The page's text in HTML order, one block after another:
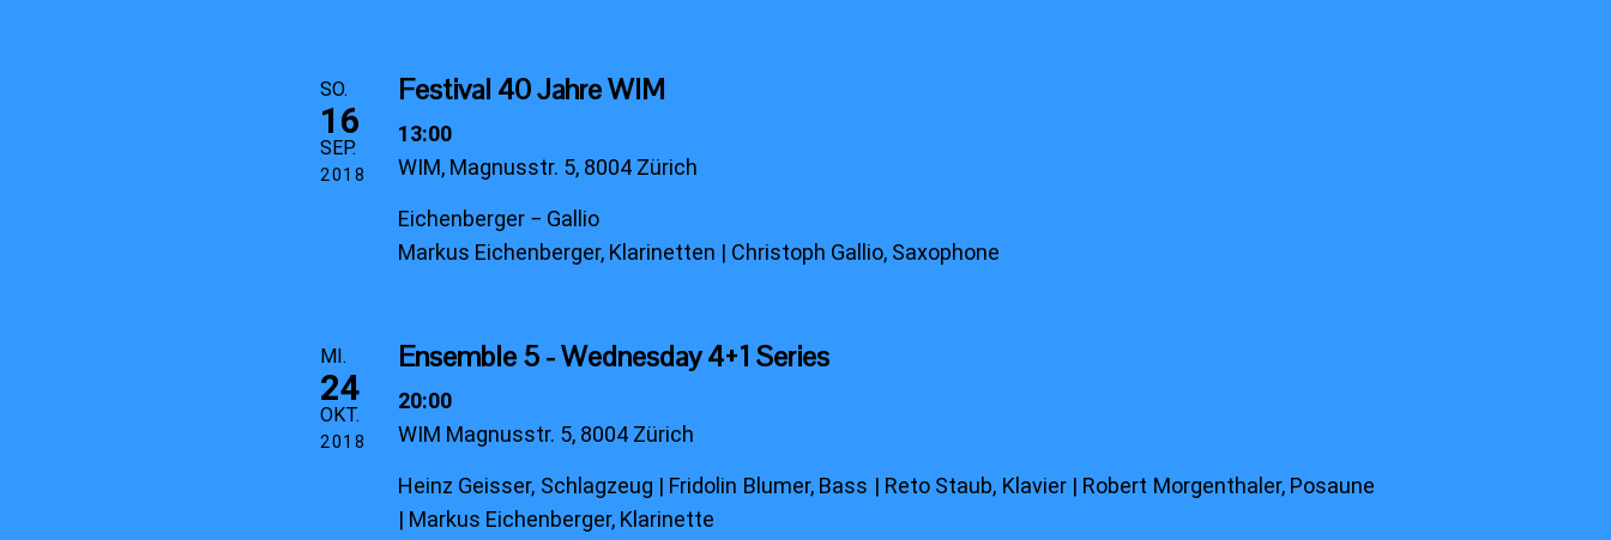
SO.
16
SEP.
2018
Festival 40 Jahre WIM
13:00
WIM, Magnusstr. 5, 8004 Zürich
Eichenberger − Gallio
Markus Eichenberger, Klarinetten | Christoph Gallio, Saxophone
MI.
24
OKT.
2018
Ensemble 5 - Wednesday 4+1 Series
20:00
WIM Magnusstr. 5, 8004 Zürich
Heinz Geisser, Schlagzeug | Fridolin Blumer, Bass | Reto Staub, Klavier | Robert Morgenthaler, Posaune
| Markus Eichenberger, Klarinette